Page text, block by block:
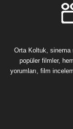
Orta Koltuk, sinema
popüler filmler,
yorumları, film